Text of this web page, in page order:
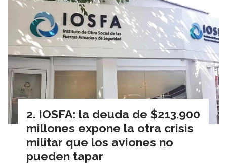
IOSFA: la deuda de $213.900
millones expone la otra crisis
militar que los aviones no
pueden tapar